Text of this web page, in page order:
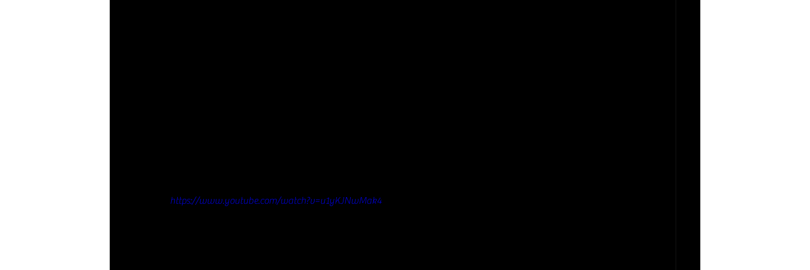
https://www.youtube.com/watch?v=u1yKJNwMak4